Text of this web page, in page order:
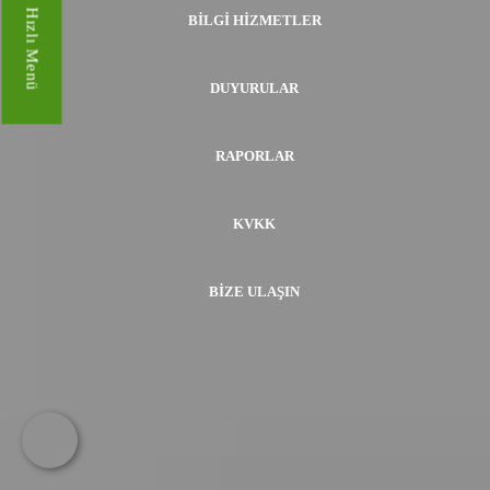
Hızlı Menü BILGI HIZMETLER
DUYURULAR
RAPORLAR
KVKK
BIZE ULAŞIN